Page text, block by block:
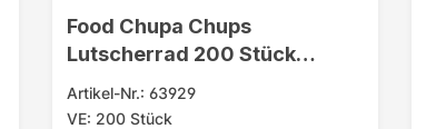
Food Chupa Chups
Lutscherrad 200 Stück
sortiert
Artikel-Nr.: 63929
VE: 200 Stück